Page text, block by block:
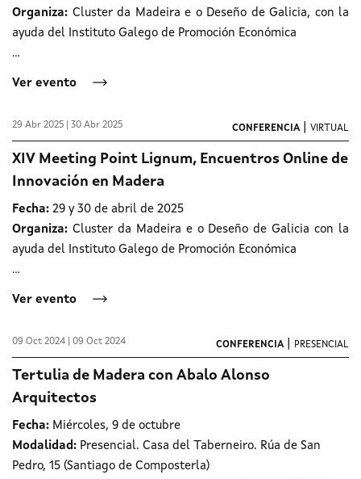
Organiza: Cluster da Madeira e o Deseño de Galicia, con la
ayuda del Instituto Galego de Promoción Económica
...
Ver evento
29 Abr 2025 | 30 Abr 2025 CONFERENCIA| VIRTUAL
XIV Meeting Point Lignum, Encuentros Online de
Innovación en Madera
Fecha: 29 y 30 de abril de 2025
Organiza: Cluster da Madeira e o Deseño de Galicia con la
ayuda del Instituto Galego de Promoción Económica
...
Ver evento
09 Oct 2024 | 09 Oct 2024 CONFERENCIA| PRESENCIAL
Tertulia de Madera con Abalo Alonso
Arquitectos
Fecha: Miércoles, 9 de octubre
Modalidad: Presencial. Casa del Taberneiro. Rúa de San
Pedro, 15 (Santiago de Composterla)